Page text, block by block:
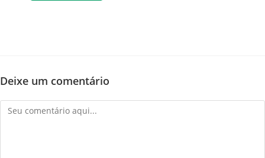
Deixe um comentário